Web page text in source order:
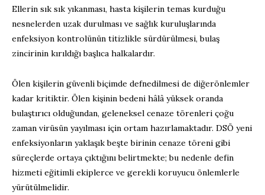
Ellerin sık sık yıkanması, hasta kişilerin temas kurduğu
nesnelerden uzak durulması ve sağlık kuruluşlarında
enfeksiyon kontrolünün titizlikle sürdürülmesi, bulaş
zincirinin kırıldığı başlıca halkalardır.
Ölen kişilerin güvenli biçimde defnedilmesi de diğerönlemler
kadar kritiktir. Ölen kişinin bedeni hâlâ yüksek oranda
bulaştırıcı olduğundan, geleneksel cenaze törenleri çoğu
zaman virüsün yayılması için ortam hazırlamaktadır. DSÖ yeni
enfeksiyonların yaklaşık beşte birinin cenaze töreni gibi
süreçlerde ortaya çıktığını belirtmekte; bu nedenle defin
hizmeti eğitimli ekiplerce ve gerekli koruyucu önlemlerle
yürütülmelidir.